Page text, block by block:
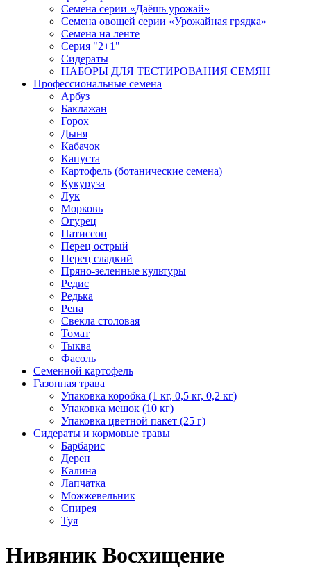
Семена серии «Даёшь урожай»
Семена овощей серии «Урожайная грядка»
Семена на ленте
Серия "2+1"
Сидераты
НАБОРЫ ДЛЯ ТЕСТИРОВАНИЯ СЕМЯН
Профессиональные семена
Арбуз
Баклажан
Горох
Дыня
Кабачок
Капуста
Картофель (ботанические семена)
Кукуруза
Лук
Морковь
Огурец
Патиссон
Перец острый
Перец сладкий
Пряно-зеленные культуры
Редис
Редька
Репа
Свекла столовая
Томат
Тыква
Фасоль
Семенной картофель
Газонная трава
Упаковка коробка (1 кг, 0,5 кг, 0,2 кг)
Упаковка мешок (10 кг)
Упаковка цветной пакет (25 г)
Сидераты и кормовые травы
Барбарис
Дерен
Калина
Лапчатка
Можжевельник
Спирея
Туя
Нивяник Восхищение